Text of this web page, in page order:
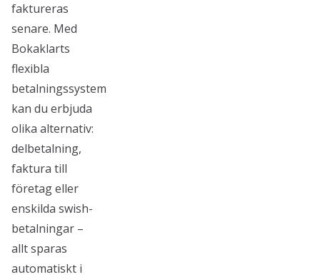
faktureras
senare. Med
Bokaklarts
flexibla
betalningssystem
kan du erbjuda
olika alternativ:
delbetalning,
faktura till
företag eller
enskilda swish-
betalningar –
allt sparas
automatiskt i